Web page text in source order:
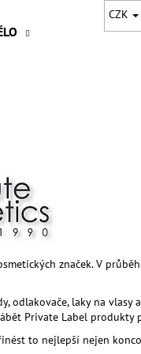
CZK
značek.V
laky na
Private Label produkty
to nejlepší nejen